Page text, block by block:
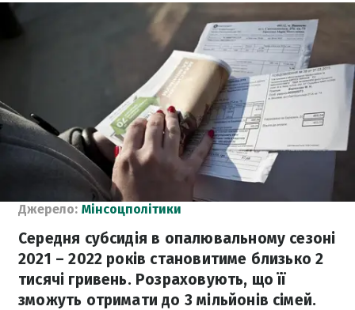
Джерело: Мінсоцполітики
Середня субсидія в опалювальному сезоні
2021 – 2022 років становитиме близько 2
тисячі гривень. Розраховують, що її
зможуть отримати до 3 мільйонів сімей.